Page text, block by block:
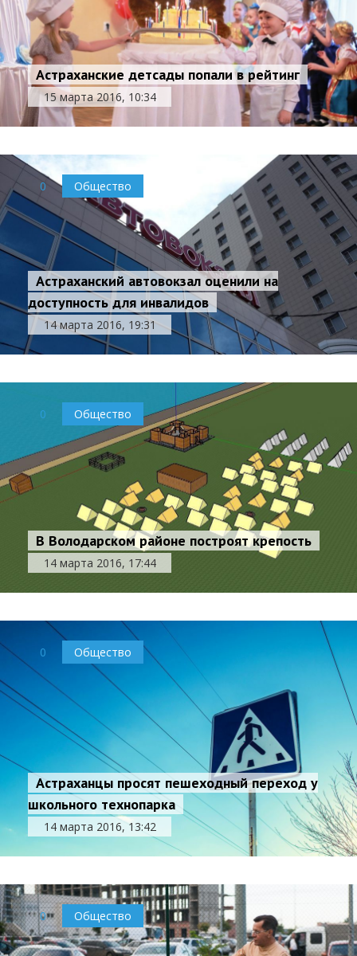
Астраханские детсады попали в рейтинг
15 марта 2016, 10:34
0 Общество
Астраханский автовокзал оценили на
доступность для инвалидов
14 марта 2016, 19:31
0 Общество
В Володарском районе построят крепость
14 марта 2016, 17:44
0 Общество
Астраханцы просят пешеходный переход у
школьного технопарка
14 марта 2016, 13:42
0 Общество